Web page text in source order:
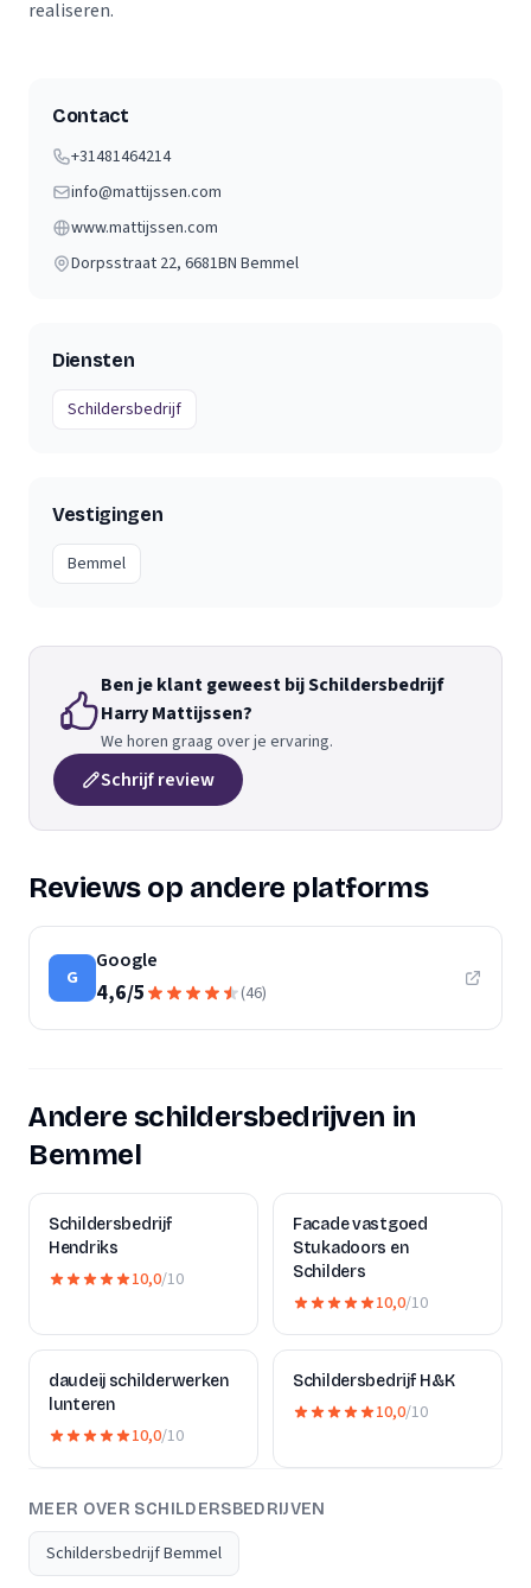
realiseren.
Contact
+31481464214
info@mattijssen.com
www.mattijssen.com
Dorpsstraat 22, 6681BN Bemmel
Diensten
Schildersbedrijf
Vestigingen
Bemmel
Ben je klant geweest bij Schildersbedrijf
Harry Mattijssen?
We horen graag over je ervaring.
Schrijf review
Reviews op andere platforms
G
Google
4,6/5 (46)
Andere schildersbedrijven in
Bemmel
Schildersbedrijf
Hendriks
10,0/10
Facade vastgoed
Stukadoors en
Schilders
10,0/10
daudeij schilderwerken
lunteren
10,0/10
Schildersbedrijf H&K
10,0/10
MEER OVER SCHILDERSBEDRIJVEN
Schildersbedrijf Bemmel